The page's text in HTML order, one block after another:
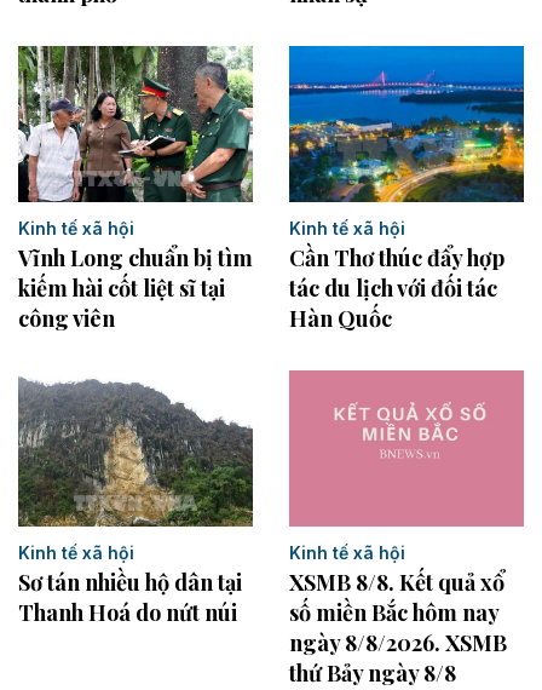
Kinh tế xã hội
Vĩnh Long chuẩn bị tìm
kiếm hài cốt liệt sĩ tại
công viên
Kinh tế xã hội
Cần Thơ thúc đẩy hợp
tác du lịch với đối tác
Hàn Quốc
Kinh tế xã hội
Sơ tán nhiều hộ dân tại
Thanh Hoá do nứt núi
Kinh tế xã hội
XSMB 8/8. Kết quả xổ
số miền Bắc hôm nay
ngày 8/8/2026. XSMB
thứ Bảy ngày 8/8